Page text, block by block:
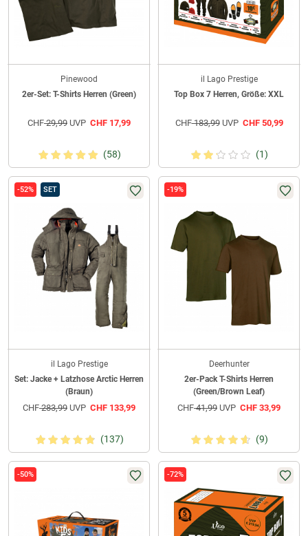
Pinewood
2er-Set: T-Shirts Herren (Green)
CHF29,99 UVP CHF 17,99
(58)
il Lago Prestige
Top Box 7 Herren, Größe: XXL
CHF183,99UVP CHF50,99
(1)
-52% SET
il Lago Prestige
Set: Jacke + Latzhose Arctic Herren
(Braun)
CHF283,99 UVP CHF 133,99
(137)
-19%
Deerhunter
2er-Pack T-Shirts Herren
(Green/Brown Leaf)
CHF41,99 UVP CHF 33,99
(9)
-50% -72%